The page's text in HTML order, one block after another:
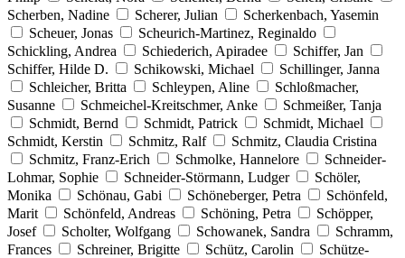
Scherben, Nadine
Scherer, Julian
Scherkenbach, Yasemin
Scheuer, Jonas
Scheurich-Martinez, Reginaldo
Schickling, Andrea
Schiederich, Apiradee
Schiffer, Jan
Schiffer, Hilde D.
Schikowski, Michael
Schillinger, Janna
Schleicher, Britta
Schleypen, Aline
Schloßmacher,
Susanne
Schmeichel-Kreitschmer, Anke
Schmeißer, Tanja
Schmidt, Bernd
Schmidt, Patrick
Schmidt, Michael
Schmidt, Kerstin
Schmitz, Ralf
Schmitz, Claudia Cristina
Schmitz, Franz-Erich
Schmolke, Hannelore
Schneider-
Lohmar, Sophie
Schneider-Störmann, Ludger
Schöler,
Monika
Schönau, Gabi Schöneberger, Petra
Schönfeld,
Marit
Schönfeld, Andreas Schöning, Petra
Schöpper,
Josef
Scholter, Wolfgang Schowanek, Sandra
Schramm,
Frances
Schreiner, Brigitte Schütz, Carolin
Schütze-